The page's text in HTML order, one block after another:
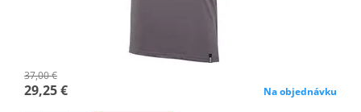
37,00 €
29,25 € Na objednávku